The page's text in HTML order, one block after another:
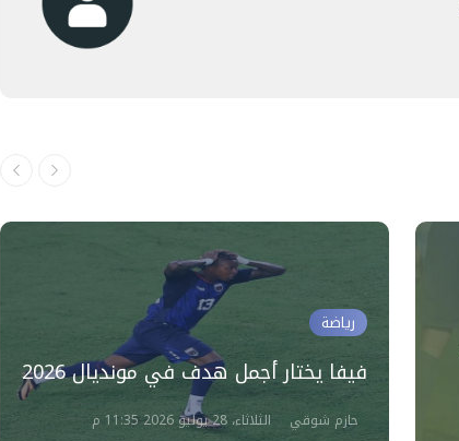
رياضة
فيفا يختار أجمل هدف في مونديال 2026
حازم شوقي الثلاثاء، 28 يوليو 2026 11:35 م